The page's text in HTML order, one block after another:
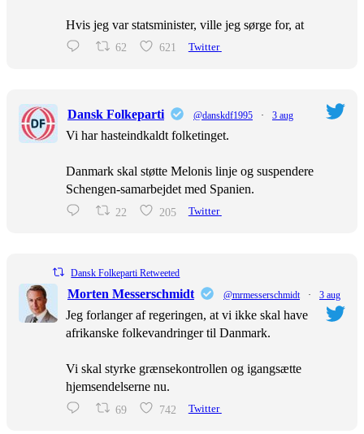
Hvis jeg var statsminister, ville jeg sørge for, at
62 621 Twitter
Dansk Folkeparti @danskdf1995 · 3 aug
Vi har hasteindkaldt folketinget.
Danmark skal støtte Melonis linje og suspendere
Schengen-samarbejdet med Spanien.
22 205 Twitter
Dansk Folkeparti Retweeted
Morten Messerschmidt @mrmesserschmidt · 3 aug
Jeg forlanger af regeringen, at vi ikke skal have
afrikanske folkevandringer til Danmark.
Vi skal styrke grænsekontrollen og igangsætte
hjemsendelserne nu.
69 742 Twitter